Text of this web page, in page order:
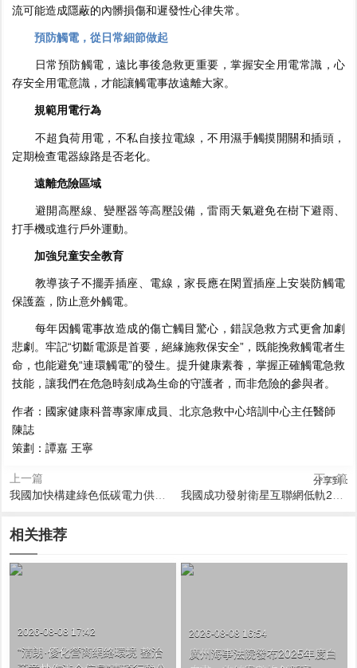
流可能造成隱蔽的內髒損傷和遲發性心律失常。
預防觸電，從日常細節做起
日常預防觸電，遠比事後急救更重要，掌握安全用電常識，心
存安全用電意識，才能讓觸電事故遠離大家。
規範用電行為
不超負荷用電，不私自接拉電線，不用濕手觸摸開關和插頭，
定期檢查電器線路是否老化。
遠離危險區域
避開高壓線、變壓器等高壓設備，雷雨天氣避免在樹下避雨、
打手機或進行戶外運動。
加強兒童安全教育
教導孩子不擺弄插座、電線，家長應在閑置插座上安裝防觸電
保護蓋，防止意外觸電。
每年因觸電事故造成的傷亡觸目驚心，錯誤急救方式更會加劇
悲劇。牢記“切斷電源是首要，絕緣施救保安全”，既能挽救觸電者生
命，也能避免“連環觸電”的發生。提升健康素養，掌握正確觸電急救
技能，讓我們在危急時刻成為生命的守護者，而非危險的參與者。
作者：國家健康科普專家庫成員、北京急救中心培訓中心主任醫師
陳誌
策劃：譚嘉 王寧
分享到：
上一篇
下一篇
相关推荐
2026-08-08 17:42
“清朗·優化營商網絡環境 整治
2026-08-08 16:54
廣州海事法院發布2025年度白